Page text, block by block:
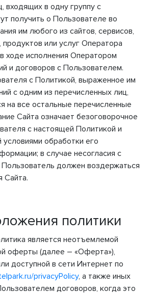
входящих в одну группу с
получить о Пользователе во
им любого из сайтов, сервисов,
или услуг Оператора
ходе исполнения Оператором
и договоров с Пользователем.
с Политикой, выраженное им
с одним из перечисленных лиц,
на все остальные перечисленные
Сайта означает безоговорочное
с настоящей Политикой и
условиями обработки его
в случае несогласия с
должен воздержаться
Сайта.
политики
является неотъемлемой
оферты (далее – «Оферта»),
доступной в сети Интернет по
privacyPolicy, а также иных
договоров, когда это